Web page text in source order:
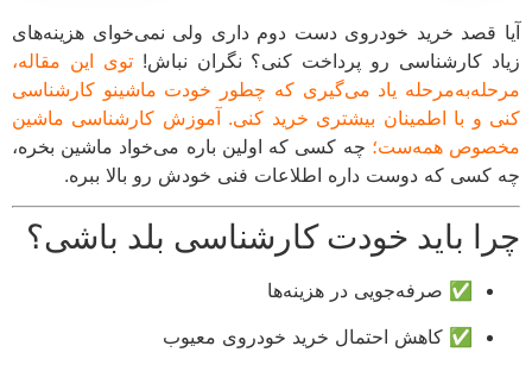
قصد خرید خودروی دست دوم داری ولی نمی‌خوای هزینه‌های
کارشناسی رو پرداخت کنی؟ نگران نباش!توی این مقاله،
یاد می‌گیری که چطور خودت ماشینو کارشناسی
و با اطمینان بیشتری خرید کنی. آموزش کارشناسی ماشین
همه‌ست؛چه کسی که اولین باره می‌خواد ماشین بخره،
که دوست داره اطلاعات فنی خودش رو بالا ببره.
باید خودت کارشناسی بلد باشی؟
✅ صرفه‌جویی در هزینه‌ها
✅ کاهش احتمال خرید خودروی معیوب